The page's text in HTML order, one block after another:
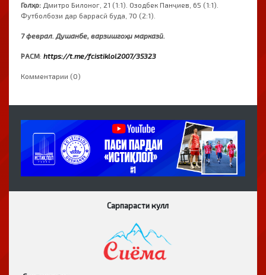
Голҳо: Дмитро Билоног, 21 (1:1). Озодбек Панҷиев, 65 (1:1).
Футболбози дар баррасӣ буда, 70 (2:1).
7 феврал. Душанбе, варзишгоҳи марказӣ.
РАСМ: https://t.me/fcistiklol2007/35323
Комментарии (0)
Сарпарасти кулл